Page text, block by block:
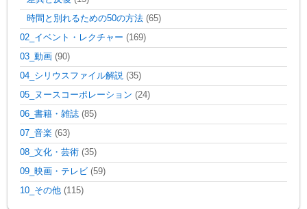
時間と別れるための50の方法 (65)
02_イベント・レクチャー (169)
03_動画 (90)
04_シリウスファイル解説 (35)
05_ヌースコーポレーション (24)
06_書籍・雑誌 (85)
07_音楽 (63)
08_文化・芸術 (35)
09_映画・テレビ (59)
10_その他 (115)